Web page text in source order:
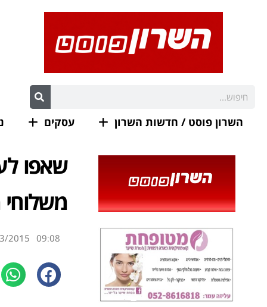
השרון פוסט / חדשות השרון עסקים
שאפו
משלוחי
09:08
2015